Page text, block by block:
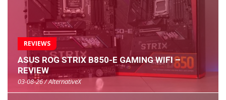
REVIEWS
ASUS ROG STRIX B850-E GAMING WIFI –
REVIEW
03-08-26 / AlternativeX